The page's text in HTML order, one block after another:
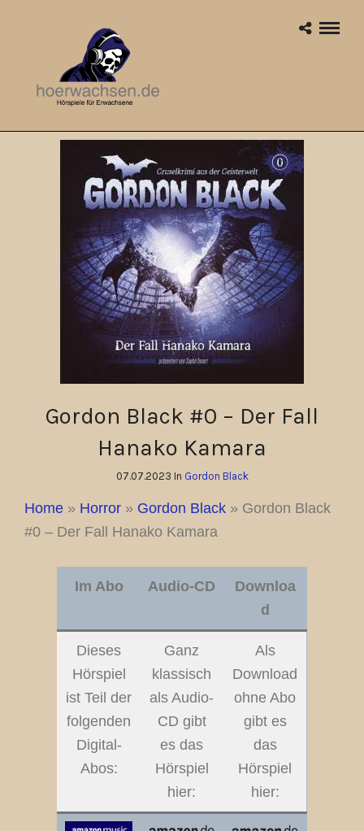
Gordon Black #0 – Der Fall
Hanako Kamara
07.07.2023 In Gordon Black
Home » Horror » Gordon Black » Gordon Black
#0 – Der Fall Hanako Kamara
Im Abo Audio-CD
Downloa
d
Dieses
Hörspiel
ist Teil der
folgenden
Digital-
Abos:
Ganz
klassisch
als Audio-
CD gibt
es das
Hörspiel
hier:
Als
Download
ohne Abo
gibt es
das
Hörspiel
hier: